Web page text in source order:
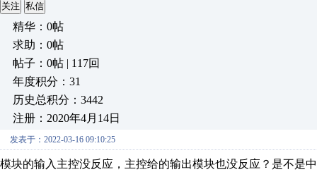
关注 私信
精华：0帖
求助：0帖
帖子：0帖 | 117回
年度积分：31
历史总积分：3442
注册：2020年4月14日
发表于：2022-03-16 09:10:25
模块的输入主控没反应，主控给的输出模块也没反应？是不是